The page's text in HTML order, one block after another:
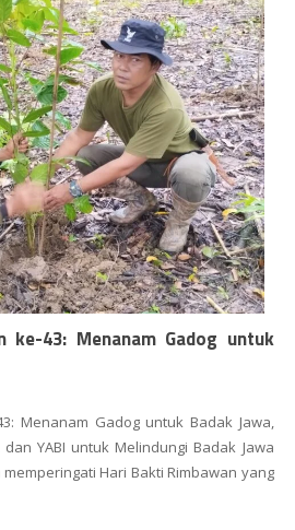
ke-43: Menanam Gadog untuk
Menanam Gadog untuk Badak Jawa,
YABI untuk Melindungi Badak Jawa
Hari Bakti Rimbawan yang